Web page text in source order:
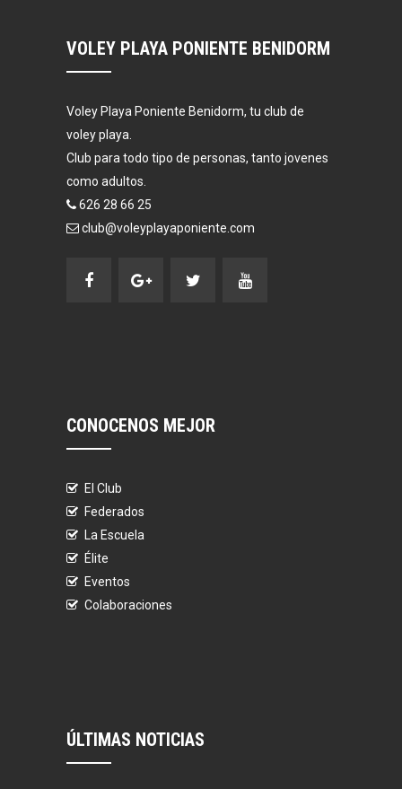
VOLEY PLAYA PONIENTE BENIDORM
Voley Playa Poniente Benidorm, tu club de
voley playa.
Club para todo tipo de personas, tanto jovenes
como adultos.
626 28 66 25
club@voleyplayaponiente.com
CONOCENOS MEJOR
El Club
Federados
La Escuela
Élite
Eventos
Colaboraciones
ÚLTIMAS NOTICIAS